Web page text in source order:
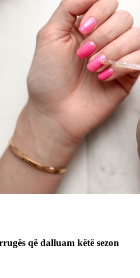
që dalluam këtë sezon